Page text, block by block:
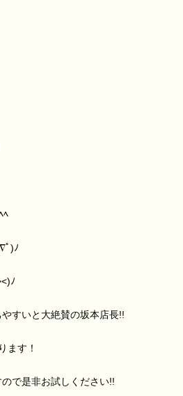
ﾍ
ﾟ)ﾉ
ﾉ
すいと大絶賛の坂本店長!!
ます！
で是非お試しください!!